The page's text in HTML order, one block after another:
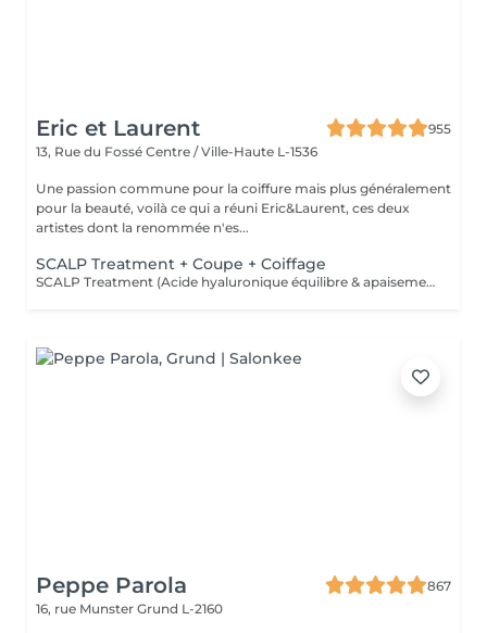
Eric et Laurent
955
13, Rue du Fossé Centre / Ville-Haute L-1536
Une passion commune pour la coiffure mais plus généralement
pour la beauté, voilà ce qui a réuni Eric&Laurent, ces deux
artistes dont la renommée n'es...
SCALP Treatment + Coupe + Coiffage
SCALP Treatment (Acide hyaluronique équilibre & apaisement) Pour rééquilibrer et purifier le cuir chevelu. Idéal en cas de démangeaisons, pellicules, sécheresse ou excès de sébum. -Apaise le cuir chevelu -Purifie en douceur -Rééquilibre la barrière protectrice naturelle -Favorise un environnement sain pour la pousse
Peppe Parola
867
16, rue Munster Grund L-2160